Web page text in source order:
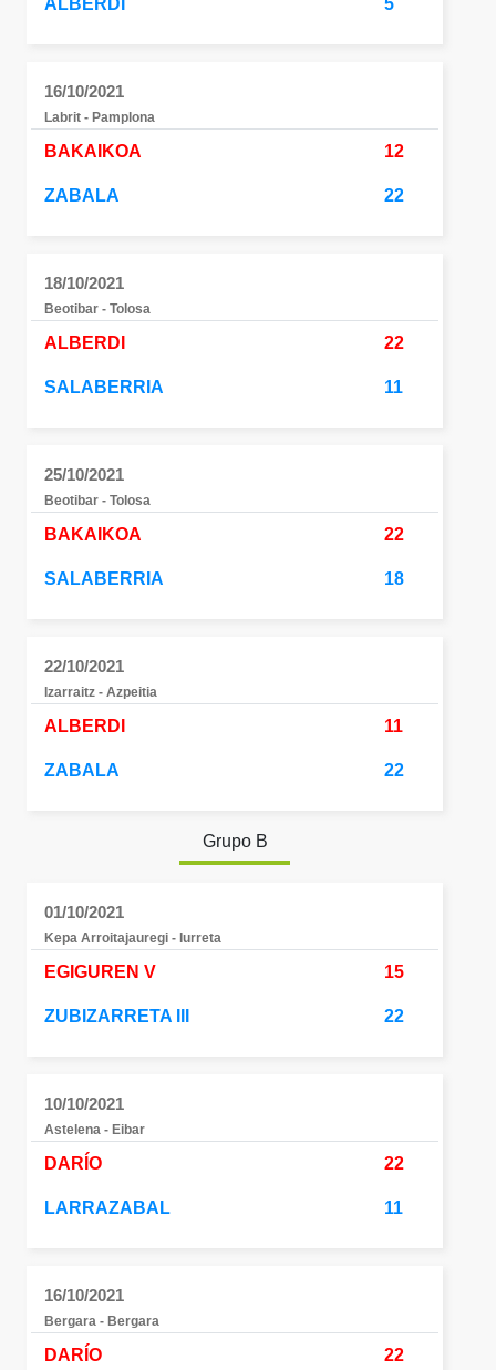
ALBERDI 5
16/10/2021
Labrit - Pamplona
BAKAIKOA 12
ZABALA 22
18/10/2021
Beotibar - Tolosa
ALBERDI 22
SALABERRIA 11
25/10/2021
Beotibar - Tolosa
BAKAIKOA 22
SALABERRIA 18
22/10/2021
Izarraitz - Azpeitia
ALBERDI 11
ZABALA 22
Grupo B
01/10/2021
Kepa Arroitajauregi - Iurreta
EGIGUREN V 15
ZUBIZARRETA III 22
10/10/2021
Astelena - Eibar
DARÍO 22
LARRAZABAL 11
16/10/2021
Bergara - Bergara
DARÍO 22